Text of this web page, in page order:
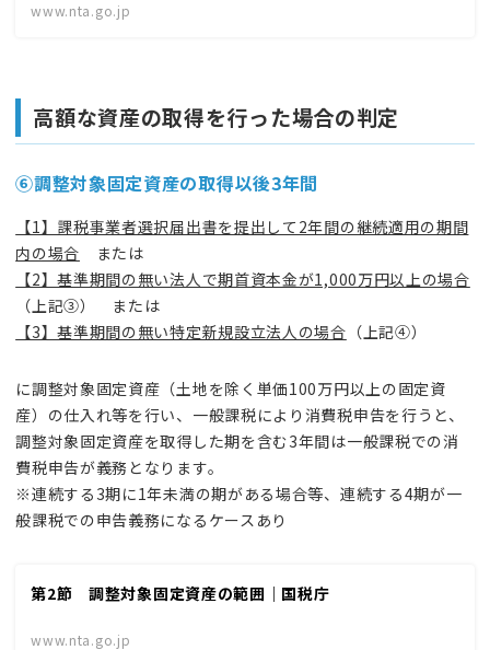
www.nta.go.jp
高額な資産の取得を行った場合の判定
⑥調整対象固定資産の取得以後3年間
【1】課税事業者選択届出書を提出して2年間の継続適用の期間
内の場合 または
【2】基準期間の無い法人で期首資本金が1,000万円以上の場合
（上記③） または
【3】基準期間の無い特定新規設立法人の場合 （上記④）
に調整対象固定資産（土地を除く単価100万円以上の固定資
産）の仕入れ等を行い、一般課税により消費税申告を行うと、
調整対象固定資産を取得した期を含む3年間は一般課税での消
費税申告が義務となります。
※連続する3期に1年未満の期がある場合等、連続する4期が一
般課税での申告義務になるケースあり
第2節 調整対象固定資産の範囲｜国税庁
www.nta.go.jp